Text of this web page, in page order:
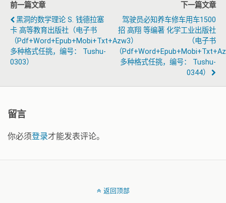
前一篇文章
黑洞的数学理论 S. 钱德拉塞
卡 高等教育出版社（电子书
（pdf+word+epub+mobi+txt+azw3）
多种格式任挑，编号： Tushu-
0303）
下一篇文章
驾驶员必知养车修车用车1500
招 高翔 等编著 化学工业出版社
（电子书
（
多种格式任挑，编号： Tushu-
0344）
留言
你必须登录才能发表评论。
返回顶部